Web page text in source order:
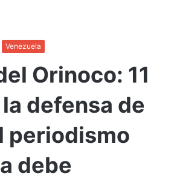
Venezuela
Orinoco: 11
defensa de
periodismo
debe